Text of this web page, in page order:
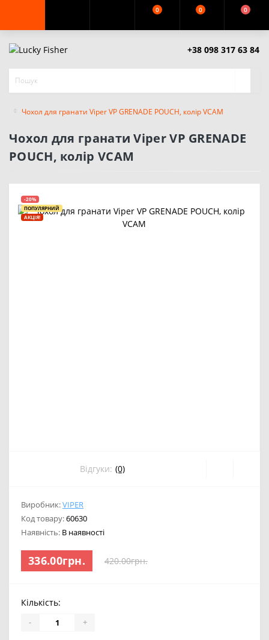
0 0 0
+38 098 317 63 84
Чохол для гранати Viper VP GRENADE POUCH, колір VCAM
Чохол для гранати Viper VP GRENADE
POUCH, колір VCAM
-20%
ПОПУЛЯРНИЙ
АКЦІЯ!
Відгуки: (0)
Виробник:VIPER
Код товару:60630
Наявність: В наявності
336.00грн. 420.00грн.
Кількість:
- +